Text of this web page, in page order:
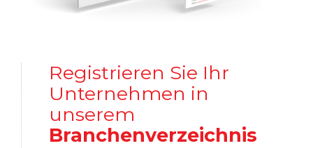
Registrieren Sie Ihr
Unternehmen in
unserem
Branchenverzeichnis